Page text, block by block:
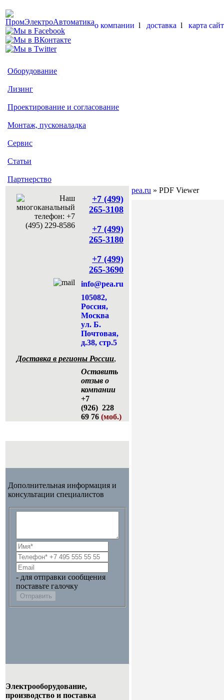
о компании l доставка l карта
Оборудование
Лизинг
Проектирование и согласование
Монтаж, пусконаладка
Сервис
Статьи
Партнерство
+7 (499)
265-3108
+7 (499)
265-3180
+7 (499)
265-3690
info@pea.ru
105082,
Россия,
Москва
ул. Б.
Почтовая,
д.38, стр.5
Доставка в регионы России,
Оставить
отзыв о
компании
+7
(926) 228
69 76 (моб.)
Дополнительная информация и
консультации специалистов
- для отправки сообщения
поставьте галочку
Отправить
Электрооборудование,
производство и поставка
pea.ru » PDF Viewer